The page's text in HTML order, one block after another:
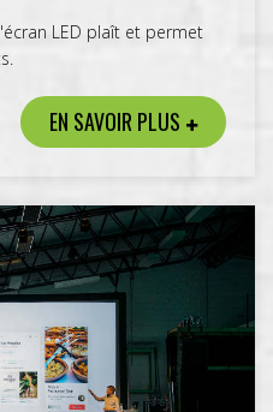
LED plaît et permet
EN SAVOIR PLUS